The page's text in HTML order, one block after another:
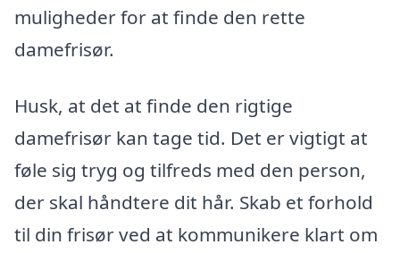
muligheder for at finde den rette
damefrisør.
Husk, at det at finde den rigtige
damefrisør kan tage tid. Det er vigtigt at
føle sig tryg og tilfreds med den person,
der skal håndtere dit hår. Skab et forhold
til din frisør ved at kommunikere klart om